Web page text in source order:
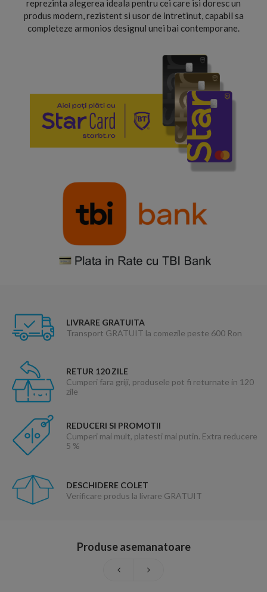
reprezinta alegerea ideala pentru cei care isi doresc un
produs modern, rezistent si usor de intretinut, capabil sa
completeze armonios designul unei bai contemporane.
LIVRARE GRATUITA
Transport GRATUIT la comezile peste 600 Ron
RETUR 120 ZILE
Cumperi fara griji, produsele pot fi returnate in 120
zile
REDUCERI SI PROMOTII
Cumperi mai mult, platesti mai putin. Extra reducere
5 %
DESCHIDERE COLET
Verificare produs la livrare GRATUIT
Produse asemanatoare